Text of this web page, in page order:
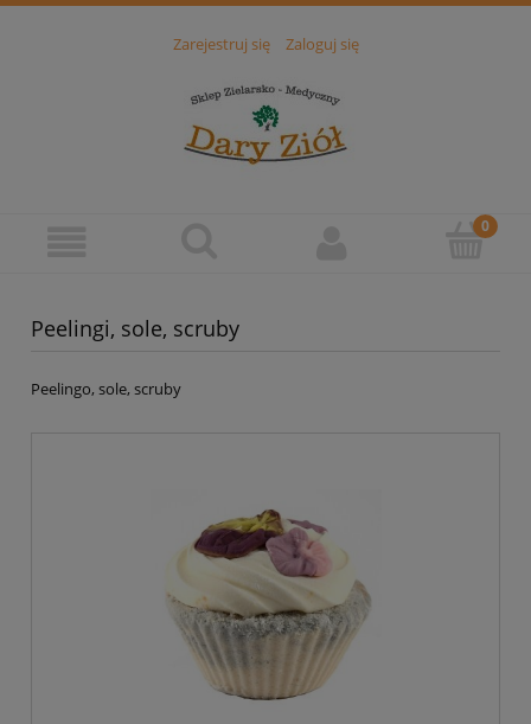
Zarejestruj się Zaloguj się
Peelingi, sole, scruby
Peelingo, sole, scruby